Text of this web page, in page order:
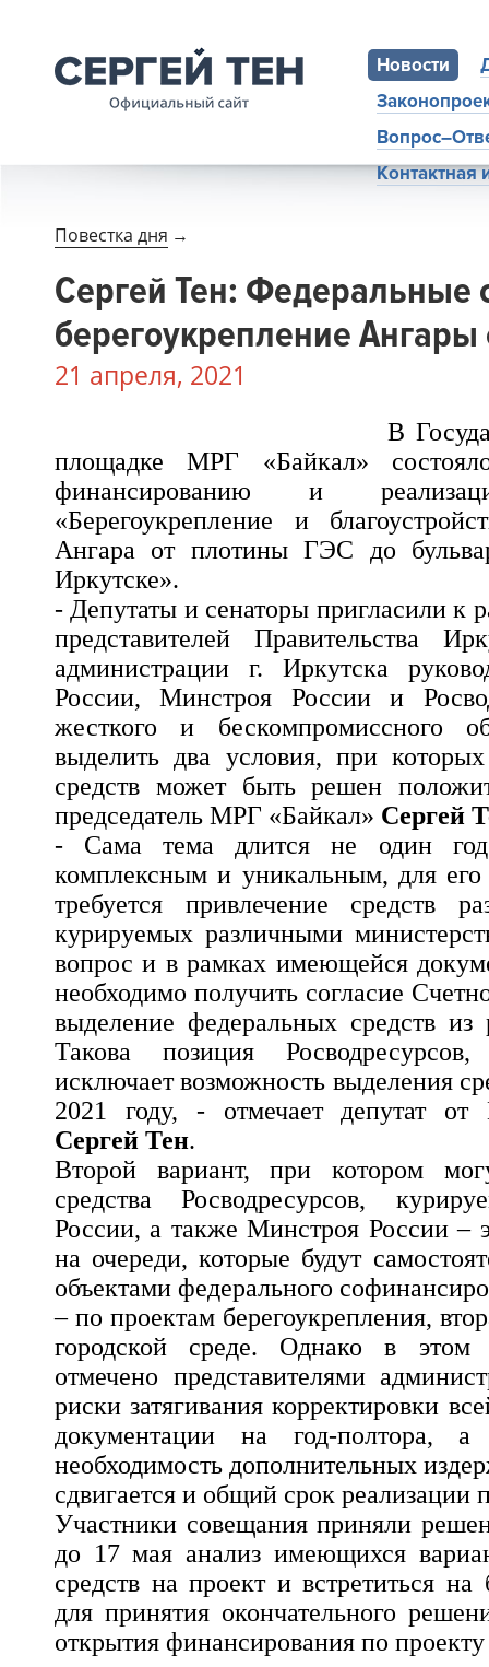
Новости
Повестка дня →
Сергей Тен: Федеральные
берегоукрепление Ангары
21 апреля, 2021
В
площадке МРГ «Байкал»
финансированию и
«Берегоукрепление и
Ангара от плотины ГЭС до
Иркутске».
- Депутаты и сенаторы пригласили к
представителей Правительства
администрации г. Иркутска
России, Минстроя России и
жесткого и бескомпромиссного
выделить два условия, при
средств может быть решен
председатель МРГ «Байкал» Сергей
- Сама тема длится не один год.
комплексным и уникальным, для его
требуется привлечение средств
курируемых различными
вопрос и в рамках имеющейся
необходимо получить согласие
выделение федеральных средств из
Такова позиция
исключает возможность выделения
2021 году, - отмечает депутат от
Сергей Тен.
Второй вариант, при котором
средства Росводресурсов,
России, а также Минстроя России –
на очереди, которые будут
объектами федерального
– по проектам берегоукрепления,
городской среде. Однако в
отмечено представителями
риски затягивания корректировки
документации на год-полтора, а
необходимость дополнительных
сдвигается и общий срок реализации
Участники совещания приняли
до 17 мая анализ имеющихся
средств на проект и встретиться
для принятия окончательного
открытия финансирования по проекту